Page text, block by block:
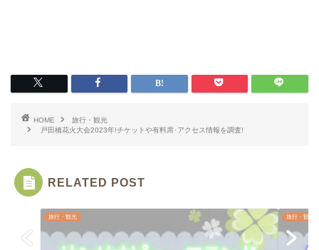
HOME
旅行・観光
戸田橋花火大会2023年!チケットや有料席･アクセス情報を調査!
RELATED POST
旅行・観光 旅行・観光